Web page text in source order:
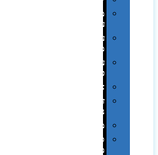
מארזי
עטים
עטי
מתכת
עטי
פלסטיק
אוזניות
זכרונות
ניידים
מפצלים
סביבת
מחשב